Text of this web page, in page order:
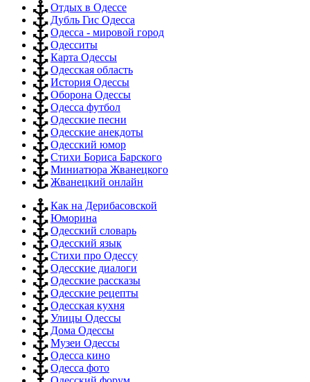
Отдых в Одессе
Дубль Гис Одесса
Одесса - мировой город
Одесситы
Карта Одессы
Одесская область
История Одессы
Оборона Одессы
Одесса футбол
Одесские песни
Одесские анекдоты
Одесский юмор
Стихи Бориса Барского
Миниатюра Жванецкого
Жванецкий онлайн
Как на Дерибасовской
Юморина
Одесский словарь
Одесский язык
Стихи про Одессу
Одесские диалоги
Одесские рассказы
Одесские рецепты
Одесская кухня
Улицы Одессы
Дома Одессы
Музеи Одессы
Одесса кино
Одесса фото